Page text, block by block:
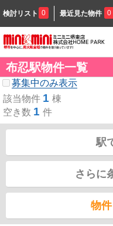
検討リスト 0 最近見た物件 0
布忍駅物件一覧
募集中のみ表示
該当物件 1 棟
空き数 1 件
駅
さらに
物